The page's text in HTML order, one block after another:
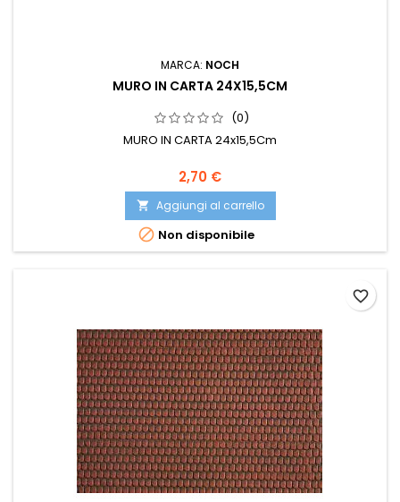
MARCA: NOCH
MURO IN CARTA 24X15,5CM
(0)
MURO IN CARTA 24x15,5Cm
2,70 €
 Aggiungi al carrello
 Non disponibile
favorite_border